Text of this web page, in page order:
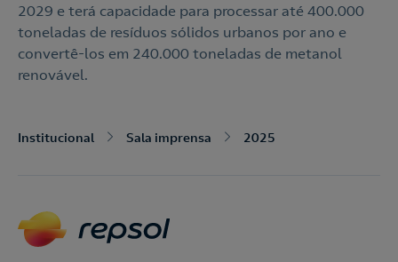
2029 e terá capacidade para processar até 400.000
toneladas de resíduos sólidos urbanos por ano e
convertê-los em 240.000 toneladas de metanol
renovável.
Institucional Sala imprensa 2025